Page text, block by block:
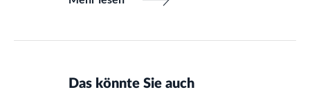
Das könnte Sie auch